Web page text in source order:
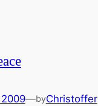
—byChristoffer